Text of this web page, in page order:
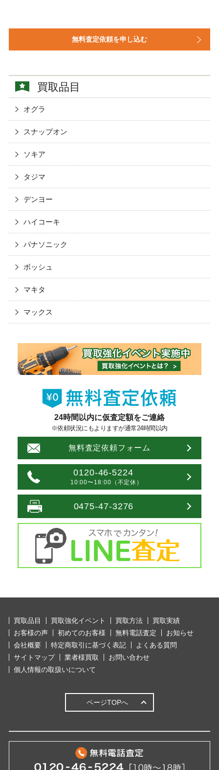
無料査定依頼を申し込む
買取品目
オグラ
スナップオン
ソキア
タジマ
デンヨー
ハイコーキ
パナソニック
ボッシュ
マキタ
マックス
24時間以内に仮査定額をご連絡
※依頼状況にもよりますが通常24時間以内
無料査定依頼フォーム
0120-46-5224
10:00〜18:00（不定休）
0475-47-3276
買取品目 買取強化イベント 買取方法
買取実績
お客様の声
初めてのお客様 無料電話査定
お知らせ
会社概要
特定商取引に基づく表記
よくある質問
サイトマップ
業者様買取
お問い合わせ
個人情報の取扱いについて
ページTOPへ